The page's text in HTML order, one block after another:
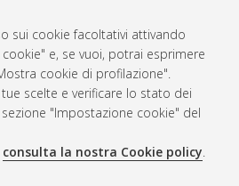
sui cookie facoltativi attivando
e, se vuoi, potrai esprimere
cookie di profilazione".
scelte e verificare lo stato dei
"Impostazione cookie" del
consulta la nostra Cookie policy.